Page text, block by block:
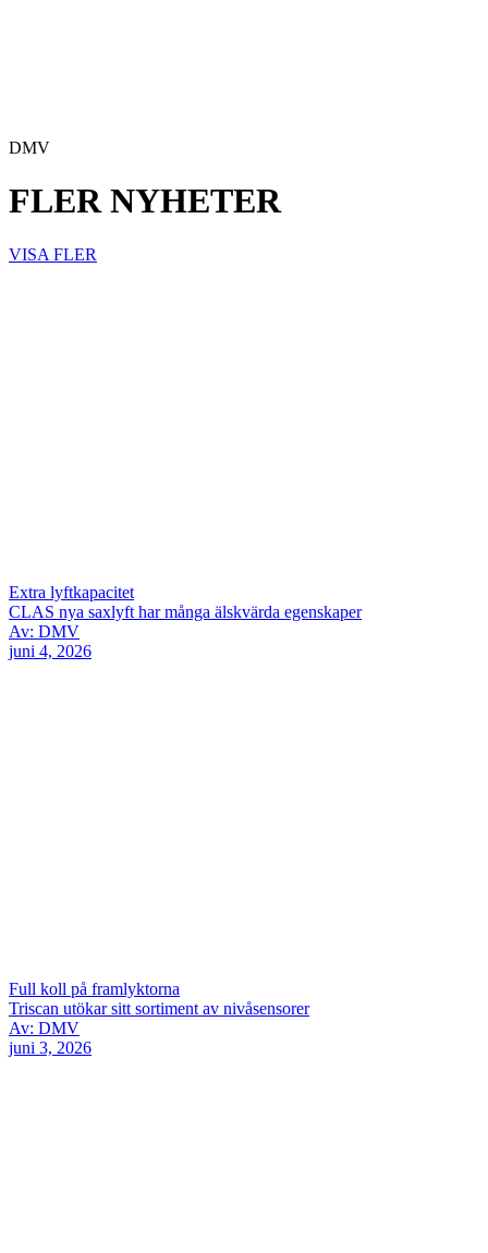
DMV
FLER NYHETER
VISA FLER
Extra lyftkapacitet
CLAS nya saxlyft har många älskvärda egenskaper
Av: DMV
juni 4, 2026
Full koll på framlyktorna
Triscan utökar sitt sortiment av nivåsensorer
Av: DMV
juni 3, 2026